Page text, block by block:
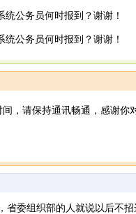
公务员何时报到？谢谢！
公务员何时报到？谢谢！
，请保持通讯畅通，感谢你
省委组织部的人就说以后不